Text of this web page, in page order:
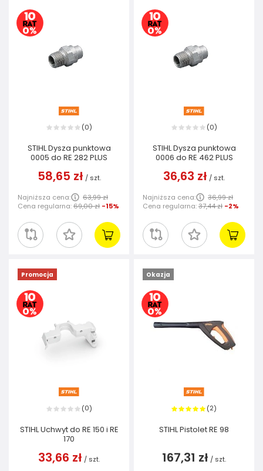
(0)
STIHL Dysza punktowa
0005 do RE 282 PLUS
58,65 zł / szt.
Najniższa cena:
63,99 zł
Cena regularna:69,00 zł -15%
(0)
STIHL Dysza punktowa
0006 do RE 462 PLUS
36,63 zł / szt.
Najniższa cena:
36,99 zł
Cena regularna:37,44 zł -2%
Promocja
(0)
STIHL Uchwyt do RE 150 i RE
170
33,66 zł / szt.
Okazja
(2)
STIHL Pistolet RE 98
167,31 zł / szt.